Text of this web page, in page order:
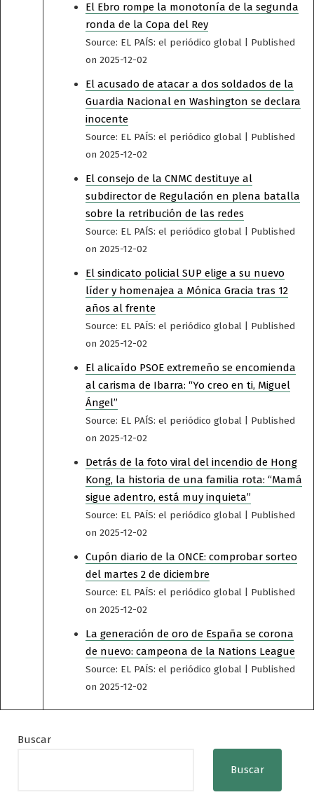
El Ebro rompe la monotonía de la segunda
ronda de la Copa del Rey
Source: EL PAÍS: el periódico global
Published
on 2025-12-02
El acusado de atacar a dos soldados de la
Guardia Nacional en Washington se declara
inocente
Source: EL PAÍS: el periódico global
Published
on 2025-12-02
El consejo de la CNMC destituye al
subdirector de Regulación en plena batalla
sobre la retribución de las redes
Source: EL PAÍS: el periódico global
Published
on 2025-12-02
El sindicato policial SUP elige a su nuevo
líder y homenajea a Mónica Gracia tras 12
años al frente
Source: EL PAÍS: el periódico global
Published
on 2025-12-02
El alicaído PSOE extremeño se encomienda
al carisma de Ibarra: “Yo creo en ti, Miguel
Ángel”
Source: EL PAÍS: el periódico global
Published
on 2025-12-02
Detrás de la foto viral del incendio de Hong
Kong, la historia de una familia rota: “Mamá
sigue adentro, está muy inquieta”
Source: EL PAÍS: el periódico global
Published
on 2025-12-02
Cupón diario de la ONCE: comprobar sorteo
del martes 2 de diciembre
Source: EL PAÍS: el periódico global
Published
on 2025-12-02
La generación de oro de España se corona
de nuevo: campeona de la Nations League
Source: EL PAÍS: el periódico global
Published
on 2025-12-02
Buscar
Buscar